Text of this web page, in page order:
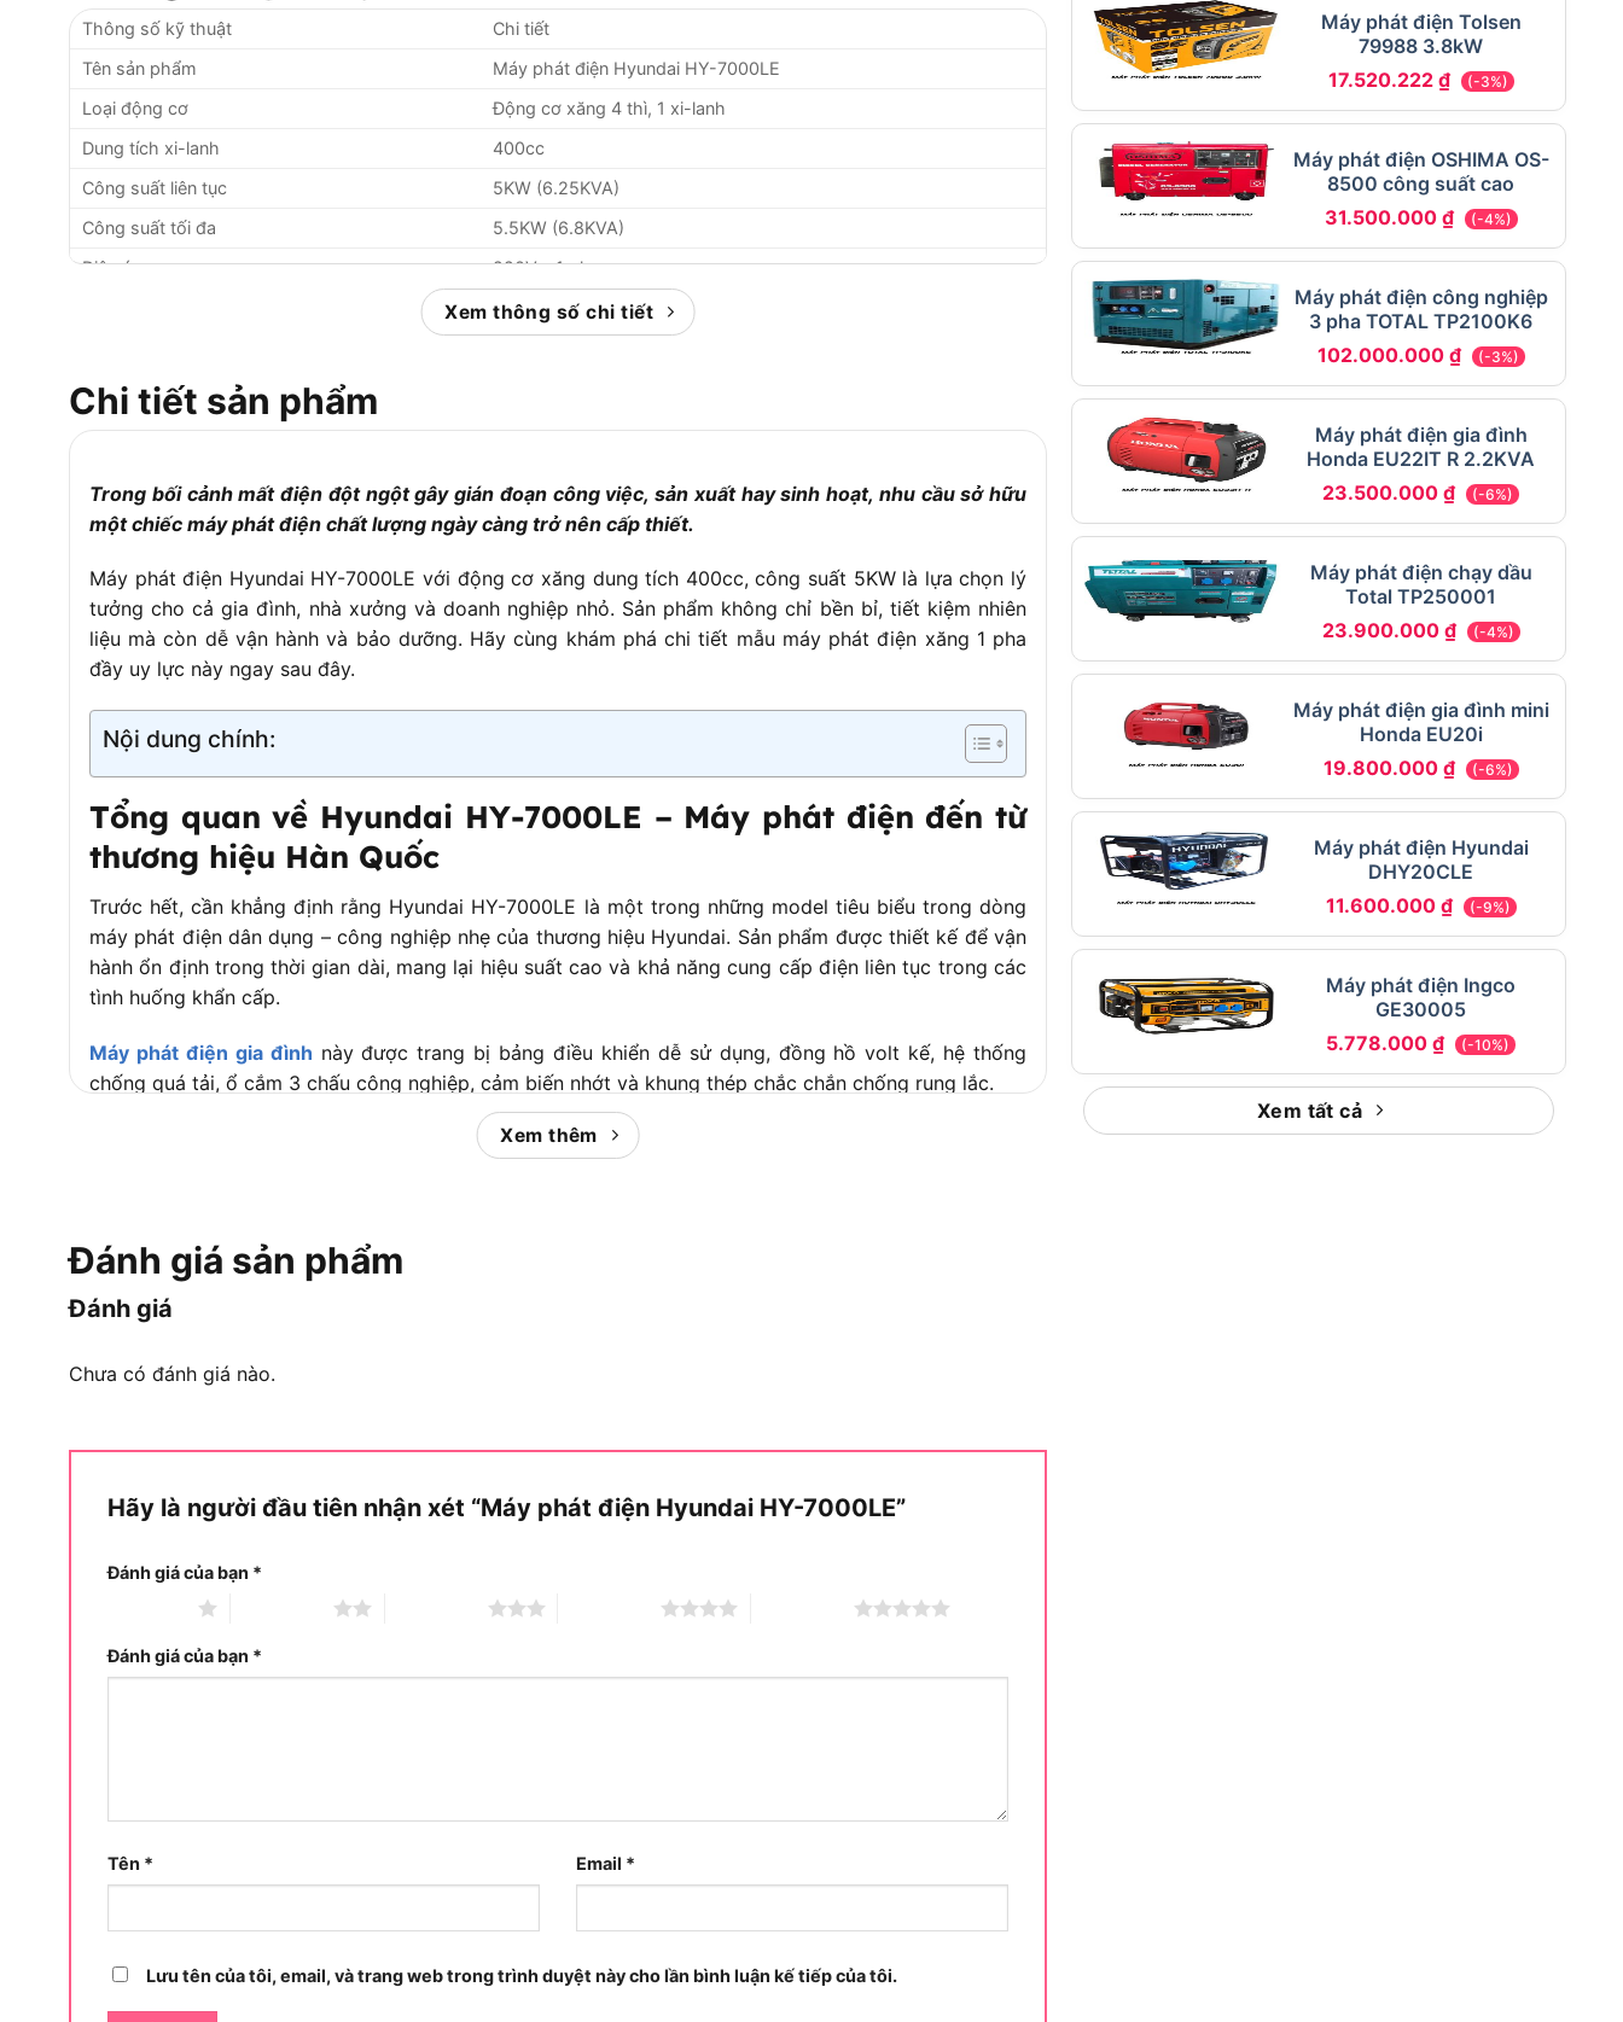
Thông số kỹ thuật
Chi tiết
Tên sản phẩm
Máy phát điện Hyundai HY-7000LE
Loại động cơ
Động cơ xăng 4 thì, 1 xi-lanh
Dung tích xi-lanh
400cc
Công suất liên tục
5KW (6.25KVA)
Công suất tối đa
5.5KW (6.8KVA)
Điện áp
220V – 1 pha
Đề điện + giật tay
Dung tích nhớt
Mức tiêu hao nhiên liệu
Khoảng 2.2 lít/giờ (tải
Xem thông số chi tiết
Chi tiết sản phẩm
Trong bối cảnh mất điện đột ngột gây gián đoạn công việc, sản xuất hay sinh hoạt, nhu cầu sở hữu
một chiếc máy phát điện chất lượng ngày càng trở nên cấp thiết.
Máy phát điện Hyundai HY-7000LE với động cơ xăng dung tích 400cc, công suất 5KW là lựa chọn lý
tưởng cho cả gia đình, nhà xưởng và doanh nghiệp nhỏ. Sản phẩm không chỉ bền bỉ, tiết kiệm nhiên
liệu mà còn dễ vận hành và bảo dưỡng. Hãy cùng khám phá chi tiết mẫu máy phát điện xăng 1 pha
đầy uy lực này ngay sau đây.
Nội dung chính:
Tổng quan về Hyundai HY-7000LE – Máy phát điện đến từ
thương hiệu Hàn Quốc
Trước hết, cần khẳng định rằng Hyundai HY-7000LE là một trong những model tiêu biểu trong dòng
máy phát điện dân dụng – công nghiệp nhẹ của thương hiệu Hyundai. Sản phẩm được thiết kế để vận
hành ổn định trong thời gian dài, mang lại hiệu suất cao và khả năng cung cấp điện liên tục trong các
tình huống khẩn cấp.
Máy phát điện gia đình này được trang bị bảng điều khiển dễ sử dụng, đồng hồ volt kế, hệ thống
chống quá tải, ổ cắm 3 chấu công nghiệp, cảm biến nhớt và khung thép chắc chắn chống rung lắc.
Điểm nổi bật giúp HY-7000LE vượt trội hơn các sản phẩm
Xem thêm
Đánh giá sản phẩm
Đánh giá
Chưa có đánh giá nào.
Hãy là người đầu tiên nhận xét “Máy phát điện Hyundai HY-7000LE”
Đánh giá của bạn *
Đánh giá của bạn *
Tên * Email *
Lưu tên của tôi, email, và trang web trong trình duyệt này cho lần bình luận kế tiếp của tôi.
Máy phát điện Tolsen
79988 3.8kW
17.520.222 ₫ (-3%)
Máy phát điện OSHIMA OS-
8500 công suất cao
31.500.000 ₫ (-4%)
Máy phát điện công nghiệp
3 pha TOTAL TP2100K6
102.000.000 ₫ (-3%)
Máy phát điện gia đình
Honda EU22IT R 2.2KVA
23.500.000₫ (-6%)
Máy phát điện chạy dầu
Total TP250001
23.900.000 ₫ (-4%)
Máy phát điện gia đình mini
Honda EU20i
19.800.000 ₫ (-6%)
Máy phát điện Hyundai
DHY20CLE
11.600.000 ₫ (-9%)
Máy phát điện Ingco
GE30005
5.778.000₫ (-10%)
Xem tất cả